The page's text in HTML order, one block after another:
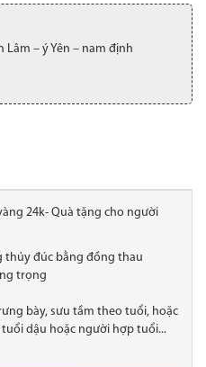
Lâm – ý Yên – nam định
24k- Quà tặng cho người
thủy đúc bằng đồng thau
trọng
bày, sưu tầm theo tuổi, hoặc
dậu hoặc người hợp tuổi...